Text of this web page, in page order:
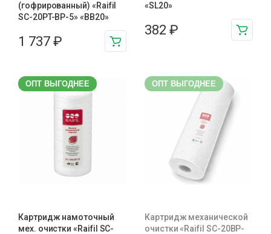
(гофрированный) «Raifil
SC-20PT-ВР-5» «BB20»
1 737 ₽
«SL20»
382 ₽
ОПТ ВЫГОДНЕЕ
Картридж намоточный
мех. очистки «Raifil SC-
ОПТ ВЫГОДНЕЕ
Картридж механической
очистки «Raifil SC-20BP-